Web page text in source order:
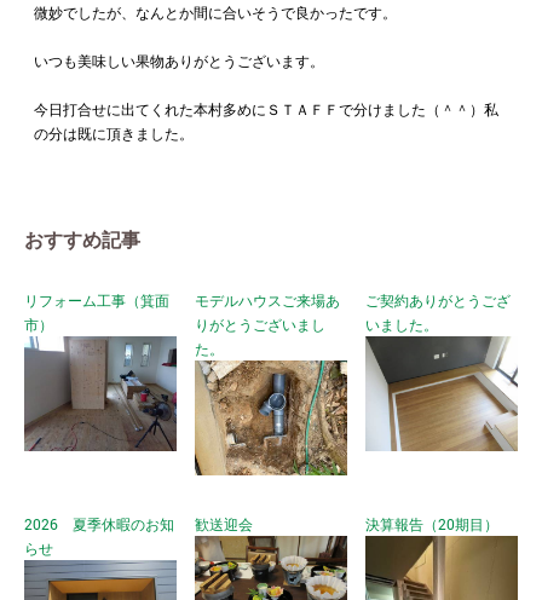
微妙でしたが、なんとか間に合いそうで良かったです。
いつも美味しい果物ありがとうございます。
今日打合せに出てくれた本村多めにＳＴＡＦＦで分けました（＾＾）私
の分は既に頂きました。
おすすめ記事
リフォーム工事（箕面
市）
モデルハウスご来場あ
りがとうございまし
た。
ご契約ありがとうござ
いました。
2026 夏季休暇のお知
らせ
歓送迎会 決算報告（20期目）